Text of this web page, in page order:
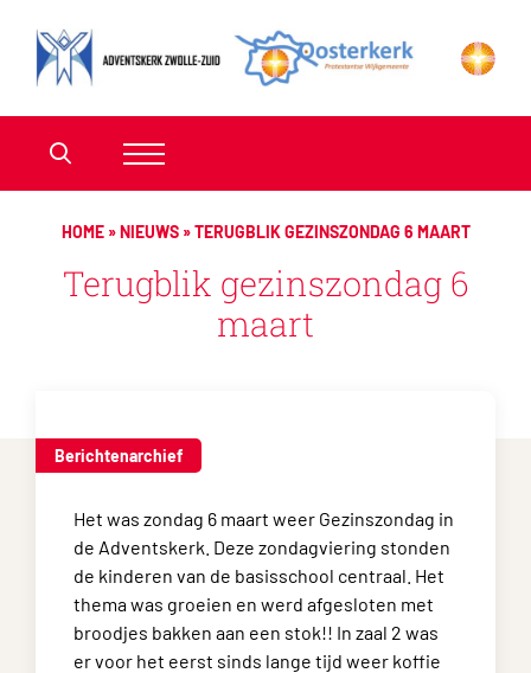
HOME»NIEUWS»TERUGBLIK GEZINSZONDAG 6 MAART
Terugblik gezinszondag 6
maart
Berichtenarchief
Het was zondag 6 maart weer Gezinszondag in
de Adventskerk. Deze zondagviering stonden
de kinderen van de basisschool centraal. Het
thema was groeien en werd afgesloten met
broodjes bakken aan een stok!! In zaal 2 was
er voor het eerst sinds lange tijd weer koffie